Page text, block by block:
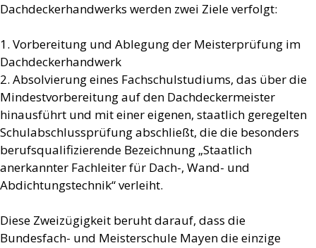
Dachdeckerhandwerks werden zwei Ziele verfolgt:
1. Vorbereitung und Ablegung der Meisterprüfung im
Dachdeckerhandwerk
2. Absolvierung eines Fachschulstudiums, das über die
Mindestvorbereitung auf den Dachdeckermeister
hinausführt und mit einer eigenen, staatlich geregelten
Schulabschlussprüfung abschließt, die die besonders
berufsqualifizierende Bezeichnung „Staatlich
anerkannter Fachleiter für Dach-, Wand- und
Abdichtungstechnik“ verleiht.
Diese Zweizügigkeit beruht darauf, dass die
Bundesfach- und Meisterschule Mayen die einzige